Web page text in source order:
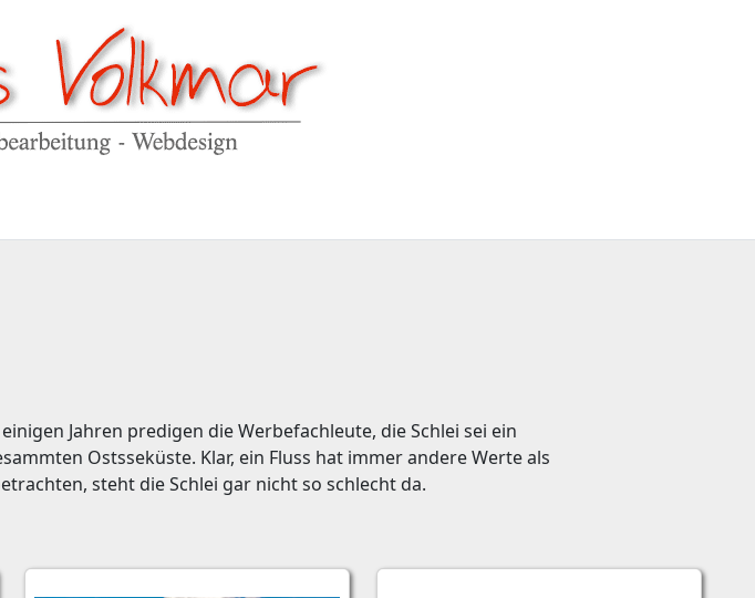
Jahren predigen die Werbefachleute, die Schlei sei ein
Ostsseküste. Klar, ein Fluss hat immer andere Werte als
steht die Schlei gar nicht so schlecht da.